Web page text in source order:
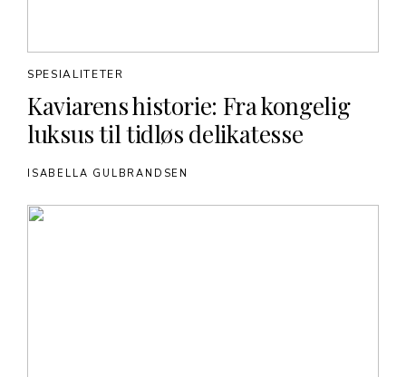
Kaviarens historie: Fra kongelig
luksus til tidløs delikatesse
SPESIALITETER
ISABELLA GULBRANDSEN